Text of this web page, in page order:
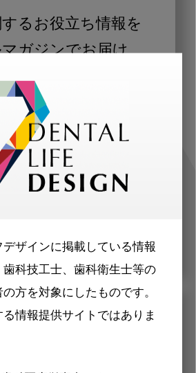
ザインに掲載している情報
歯科技工士、歯科衛生士等の
方を対象にしたものです。
情報提供サイトではありま
るお役立ち情報を
ガジンでお届け
いた職種（歯科医師、歯
科技工士）に合わせた内
ガジンをお届けします。
メリット